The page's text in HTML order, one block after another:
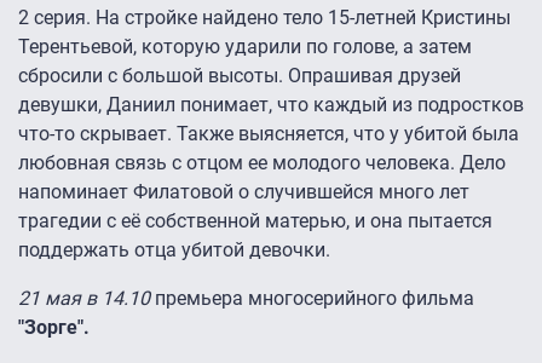
2 серия. На стройке найдено тело 15-летней Кристины
Терентьевой, которую ударили по голове, а затем
сбросили с большой высоты. Опрашивая друзей
девушки, Даниил понимает, что каждый из подростков
что-то скрывает. Также выясняется, что у убитой была
любовная связь с отцом ее молодого человека. Дело
напоминает Филатовой о случившейся много лет
трагедии с её собственной матерью, и она пытается
поддержать отца убитой девочки.
21 мая в 14.10 премьера многосерийного фильма
"Зорге".